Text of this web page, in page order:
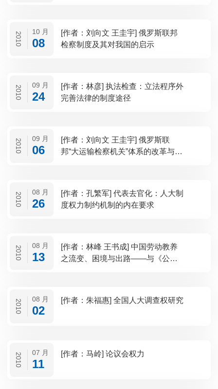
2010 10 月
08
[作者：刘向文 王圭宇] 俄罗斯联邦
检察制度及其对我国的启示
2010 09 月
24
[作者：林彦] 执法检查：立法程序外
完善法律的制度途径
2010 09 月
06
[作者：刘向文 王圭宇] 俄罗斯联
邦“大运输检察机关”体系的改革与启
2010 08 月
26
[作者：孔繁军] 代表去官化：人大制
度权力制约机制的内在要求
2010 08 月
13
[作者：林峰 王书成] 中国劳动教养
之流变、困境与出路——与《公民
2010 08 月
02
[作者：朱福惠] 全国人大调查权研究
2010 07 月
11
[作者：马岭] 论议会权力